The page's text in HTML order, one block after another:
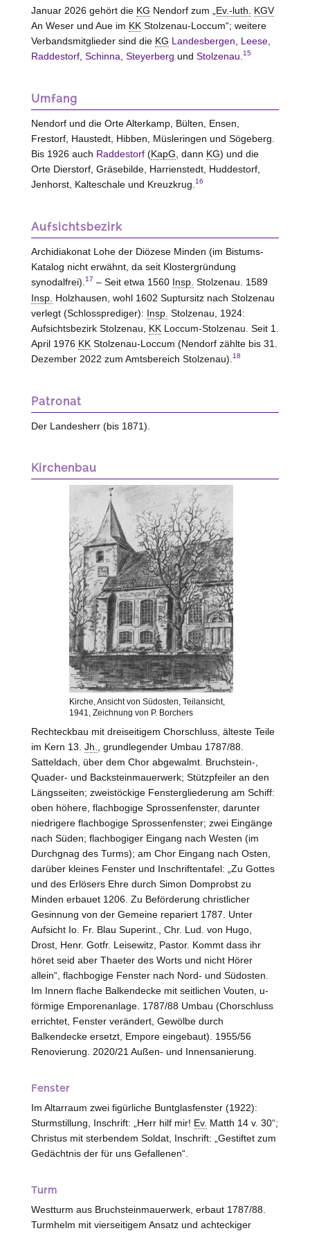
Januar 2026 gehört die KG Nendorf zum „ Ev.-luth.
KGV
An Weser und Aue im KK Stolzenau-Loccum“; weitere
Verbandsmitglieder sind die KG Landesbergen Leese,
Raddestorf, Schinna Steyerberg und Stolzenau 15
Umfang
Nendorf und die Orte Alterkamp, Bülten , Ensen,
Frestorf, Haustedt, Hibben, Müsleringen und Sögeberg.
Bis 1926 auch Raddestorf(KapG , dann KG) und die
Orte Dierstorf, Gräsebilde, Harrienstedt, Huddestorf,
Jenhorst, Kalteschale und Kreuzkrug. 16
Aufsichtsbezirk
Archidiakonat Lohe der Diözese Minden (im Bistums-
Katalog nicht erwähnt, da seit Klostergründung
synodalfrei). 17 – Seit etwa 1560 Insp. Stolzenau. 1589
Insp. Holzhausen, wohl 1602 Suptursitz nach Stolzenau
verlegt (Schlossprediger): Insp. Stolzenau, 1924:
Aufsichtsbezirk Stolzenau, KKLoccum-Stolzenau. Seit 1.
April 1976 KKStolzenau-Loccum (Nendorf zählte bis 31.
Dezember 2022 zum Amtsbereich Stolzenau). 18
Patronat
Der Landesherr (bis 1871).
Kirchenbau
Kirche, Ansicht von Südosten, Teilansicht,
1941, Zeichnung von P. Borchers
Rechteckbau mit dreiseitigem Chorschluss, älteste Teile
im Kern 13. Jh.
, grundlegender Umbau 1787/88.
Satteldach, über dem Chor abgewalmt. Bruchstein-,
Quader- und Backsteinmauerwerk; Stützpfeiler an den
Längsseiten; zweistöckige Fenstergliederung am Schiff:
oben höhere, flachbogige Sprossenfenster, darunter
niedrigere flachbogige Sprossenfenster; zwei Eingänge
nach Süden; flachbogiger Eingang nach Westen (im
Durchgnag des Turms); am Chor Eingang nach Osten,
darüber kleines Fenster und Inschriftentafel: „Zu Gottes
und des Erlösers Ehre durch Simon Domprobst zu
Minden erbauet 1206. Zu Beförderung christlicher
Gesinnung von der Gemeine repariert 1787. Unter
Aufsicht Io. Fr. Blau Superint., Chr. Lud. von Hugo,
Drost, Henr. Gotfr. Leisewitz, Pastor. Kommt dass ihr
höret seid aber Thaeter des Worts und nicht Hörer
allein“, flachbogige Fenster nach Nord- und Südosten.
Im Innern flache Balkendecke mit seitlichen Vouten, u-
förmige Emporenanlage. 1787/88 Umbau (Chorschluss
errichtet, Fenster verändert, Gewölbe durch
Balkendecke ersetzt, Empore eingebaut). 1955/56
Renovierung. 2020/21 Außen- und Innensanierung.
Fenster
Im Altarraum zwei figürliche Buntglasfenster (1922):
Sturmstillung, Inschrift: „Herr hilf mir! Ev. Matth 14 v. 30“;
Christus mit sterbendem Soldat, Inschrift: „Gestiftet zum
Gedächtnis der für uns Gefallenen“.
Turm
Westturm aus Bruchsteinmauerwerk, erbaut 1787/88.
Turmhelm mit vierseitigem Ansatz und achteckiger